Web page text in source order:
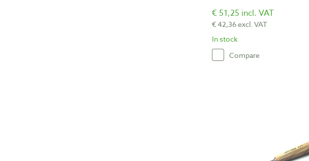
€ 51,25 incl. VAT
€ 42,36 excl. VAT
In stock
Compare